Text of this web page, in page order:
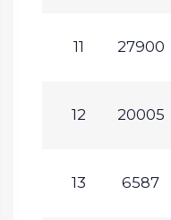
11 27900
12 20005
13 6587